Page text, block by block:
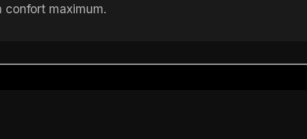
confort maximum.